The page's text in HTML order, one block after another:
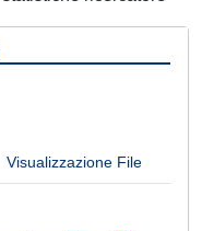
Visualizzazione File